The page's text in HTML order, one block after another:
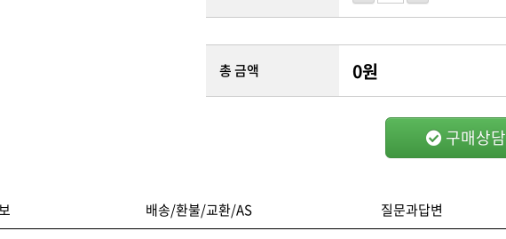
총 금액 0원
구매상담
배송/환불/교환/AS 질문과답변